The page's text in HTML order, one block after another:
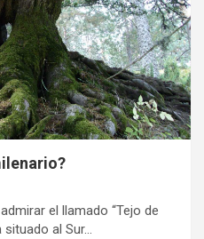
el llamado “Tejo de
situado al Sur…